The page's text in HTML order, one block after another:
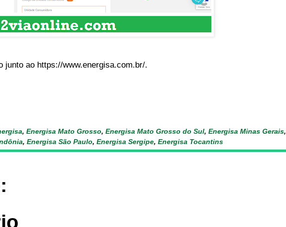
junto ao https://www.energisa.com.br/.
, Energisa Mato Grosso, Energisa Mato Grosso do Sul, Energisa Minas Gerais,
, Energisa São Paulo, Energisa Sergipe, Energisa Tocantins